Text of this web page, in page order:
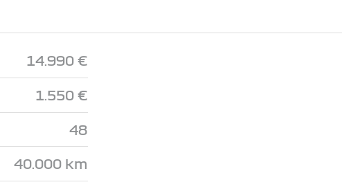
14.990 €
1.550 €
48
40.000 km